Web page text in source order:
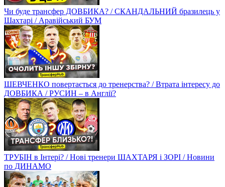
Чи буде трансфер ДОВБИКА? / СКАНДАЛЬНИЙ бразилець у
Шахтарі / Аравійський БУМ
ШЕВЧЕНКО повертається до тренерства? / Втрата інтересу до
ДОВБИКА / РУСИН – в Англії?
ТРУБІН в Інтері? / Нові тренери ШАХТАРЯ і ЗОРІ / Новини
по ДИНАМО